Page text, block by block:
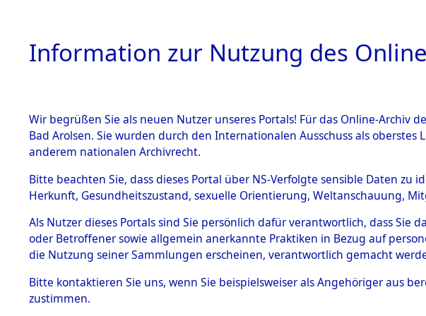
HOME BESTANDSBESCHREIBUNG
BESTÄNDE
Inhaftierungsdoku
mente
5. Verschiedenes
Todesmärsche
5.3.1 Alliierte
Ermittlungen zu
(84596949)→0050
Information zur Nutzung des
Wir begrüßen Sie als neuen Nutzer unseres Portals! Für das Online-
Bad Arolsen. Sie wurden durch den Internationalen Ausschuss als
anderem nationalen Archivrecht.
Bitte beachten Sie, dass dieses Portal über NS-Verfolgte sensible Daten
Herkunft, Gesundheitszustand, sexuelle Orientierung, Weltanschauung,
Als Nutzer dieses Portals sind Sie persönlich dafür verantwortlich, dass
oder Betroffener sowie allgemein anerkannte Praktiken in Bezug auf
die Nutzung seiner Sammlungen erscheinen, verantwortlich gemacht
Bitte kontaktieren Sie uns, wenn Sie beispielsweiser als Angehöriger aus
zustimmen.